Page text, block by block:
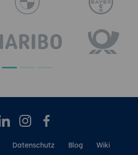
InstagramFacebook
Datenschutz Blog Wiki